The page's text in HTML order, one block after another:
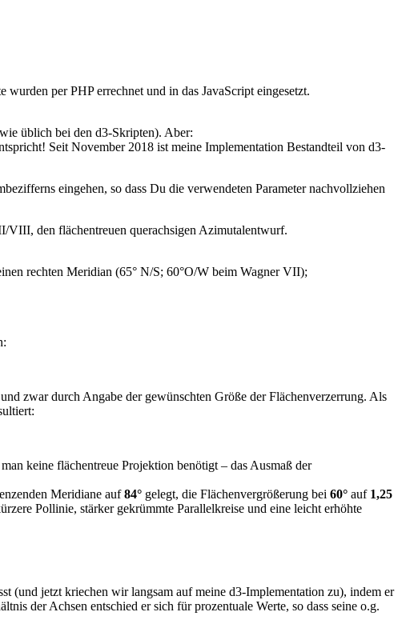
per PHP errechnet und in das JavaScript eingesetzt.
üblich bei den d3-Skripten). Aber:
Seit November 2018 ist meine Implementation Bestandteil von d3-
eingehen, so dass Du die verwendeten Parameter nachvollziehen
VIII, den flächentreuen querachsigen Azimutalentwurf.
rechten Meridian (65° N/S; 60°O/W beim Wagner VII);
zwar durch Angabe der gewünschten Größe der Flächenverzerrung. Als
keine flächentreue Projektion benötigt – das Ausmaß der
Meridiane auf84° gelegt, die Flächenvergrößerung bei 60° auf 1,25
Pollinie, stärker gekrümmte Parallelkreise und eine leicht erhöhte
(und jetzt kriechen wir langsam auf meine d3-Implementation zu), indem er
der Achsen entschied er sich für prozentuale Werte, so dass seine o.g.